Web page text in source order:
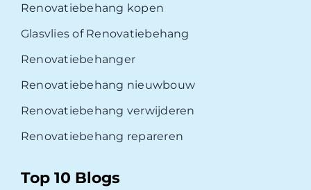
Renovatiebehang kopen
Glasvlies of Renovatiebehang
Renovatiebehanger
Renovatiebehang nieuwbouw
Renovatiebehang verwijderen
Renovatiebehang repareren
Top 10 Blogs